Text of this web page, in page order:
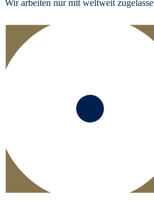
Wir arbeiten nur mit weltweit